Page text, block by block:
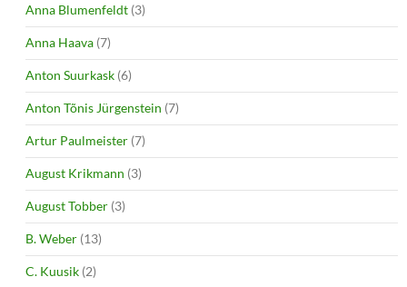
Anna Blumenfeldt (3)
Anna Haava (7)
Anton Suurkask (6)
Anton Tõnis Jürgenstein (7)
Artur Paulmeister (7)
August Krikmann (3)
August Tobber (3)
B. Weber (13)
C. Kuusik (2)